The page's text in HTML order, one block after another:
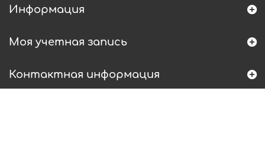
Информация
Моя учетная запись
Контактная информация